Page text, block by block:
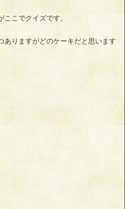
ここでクイズです。
ありますがどのケーキだと思います